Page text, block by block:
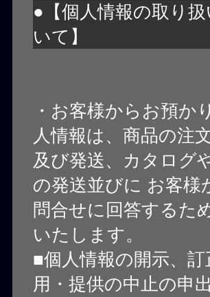
●【個人情報の取り
いて】
・お客様からお預か
人情報は、商品の注
及び発送、カタログ
の発送並びに お客様
問合せに回答するた
いたします。
■個人情報の開示、
用・提供の中止の申